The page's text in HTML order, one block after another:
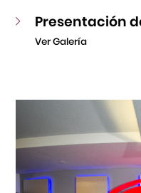
Presentación
Ver Galería